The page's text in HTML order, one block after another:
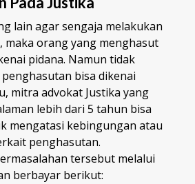
lain agar sengaja melakukan
maka orang yang menghasut
pidana. Namun tidak
bisa dikenai
mitra advokat Justika yang
lebih dari 5 tahun bisa
mengatasi kebingungan atau
penghasutan.
tersebut melalui
berbayar berikut: